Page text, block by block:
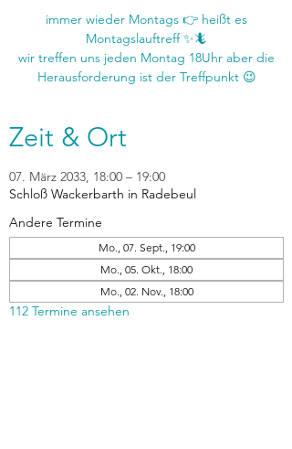
immer wieder Montags 👉 heißt es
Montagslauftreff ✨🦎
wir treffen uns jeden Montag 18Uhr aber die
Zeit & Ort
07. März 2033, 18:00 – 19:00
Schloß Wackerbarth in Radebeul
Andere Termine
Mo., 07. Sept., 19:00
Mo., 05. Okt., 18:00
Mo., 02. Nov., 18:00
112 Termine ansehen